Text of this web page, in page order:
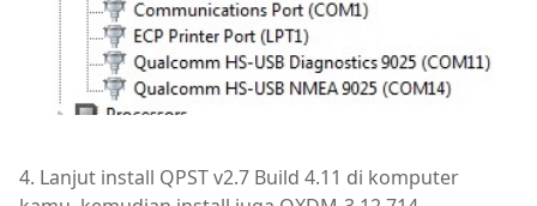
4. Lanjut install QPST v2.7 Build 4.11 di komputer